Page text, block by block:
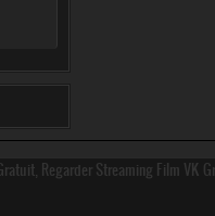
Regarder Streaming Film VK